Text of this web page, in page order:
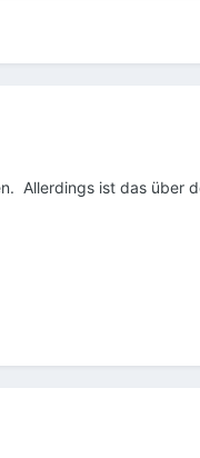
Allerdings ist das über